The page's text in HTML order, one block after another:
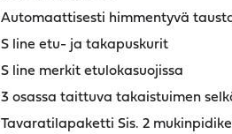
Automaattisesti himmentyvä
S line etu- ja takapuskurit
S line merkit etulokasuojissa
3 osassa taittuva takaistuimen
Tavaratilapaketti Sis. 2